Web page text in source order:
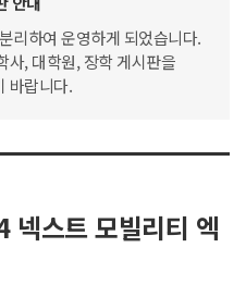
리하여 운영하게 되었습니다.
사, 대학원, 장학 게시판을
바랍니다.
넥스트 모빌리티 엑